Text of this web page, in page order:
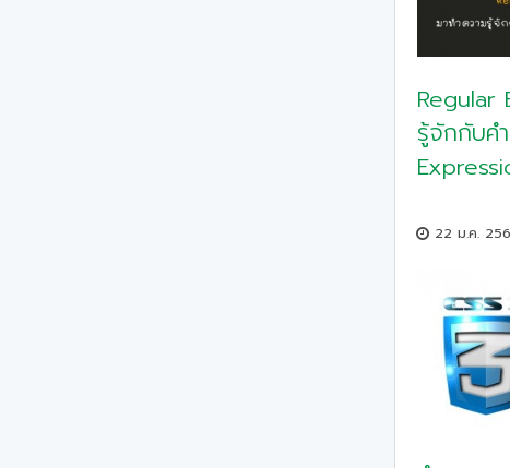
Regular
รู้จักกับค
22 ม.ค.